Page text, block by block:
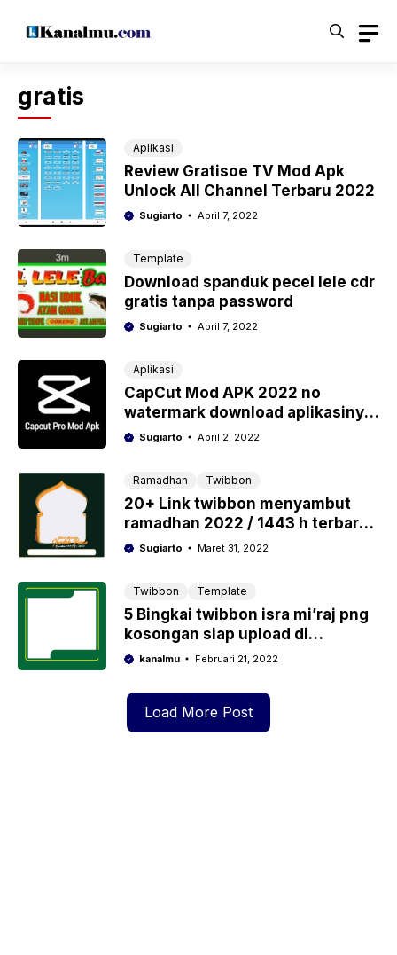
gratis
Aplikasi
Review Gratisoe TV Mod Apk
Unlock All Channel Terbaru 2022
Sugiarto April 7, 2022
Template
Download spanduk pecel lele cdr
gratis tanpa password
Sugiarto April 7, 2022
Aplikasi
CapCut Mod APK 2022 no
watermark download aplikasinya
disini
Sugiarto April 2, 2022
Ramadhan Twibbon
20+ Link twibbon menyambut
ramadhan 2022 / 1443 h terbaru,
gratis
Sugiarto Maret 31, 2022
Twibbon Template
5 Bingkai twibbon isra mi’raj png
kosongan siap upload di
twibbonize
kanalmu Februari 21, 2022
Load More Post